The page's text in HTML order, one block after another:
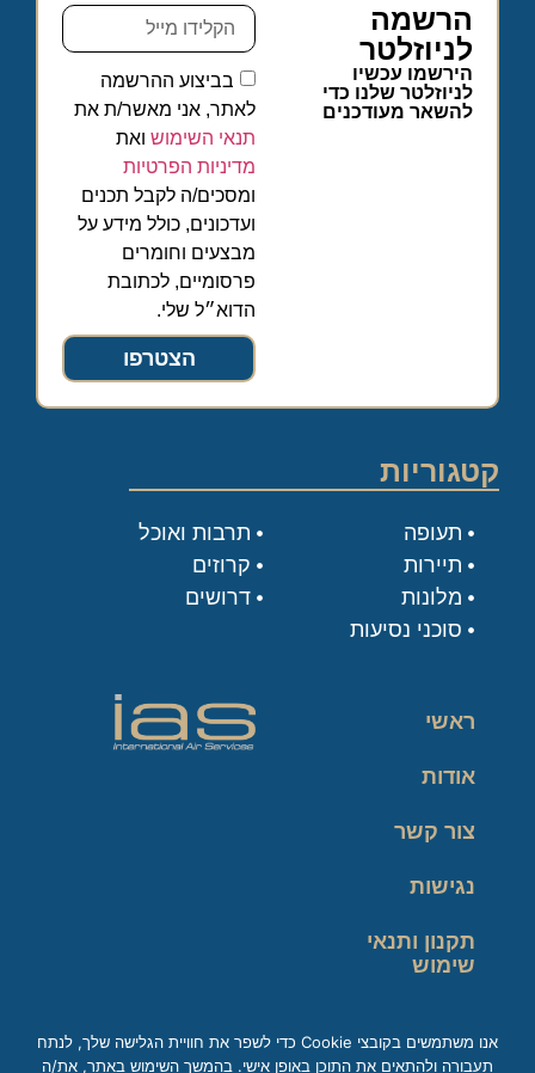
הרשמה
לניוזלטר
הירשמו עכשיו
לניוזלטר שלנו כדי
להשאר מעודכנים
בביצוע ההרשמה
לאתר, אני מאשר/ת את
תנאי השימוש ואת
מדיניות הפרטיות
ומסכים/ה לקבל תכנים
ועדכונים, כולל מידע על
מבצעים וחומרים
פרסומיים, לכתובת
הדוא״ל שלי.
הצטרפו
קטגוריות
תעופה
תיירות
מלונות
סוכני נסיעות
תרבות ואוכל
קרוזים
דרושים
ראשי
אודות
צור קשר
נגישות
תקנון ותנאי
שימוש
אנו משתמשים בקובצי Cookie כדי לשפר את חוויית הגלישה שלך, לנתח
תעבורה ולהתאים את התוכן באופן אישי. בהמשך השימוש באתר, את/ה